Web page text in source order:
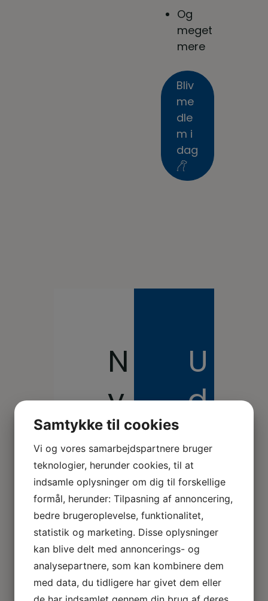
Og
meget
mere
Bliv
me
dle
m i
dag
N
y
h
e
d
e
U
d
d
a
n
n
Samtykke til cookies
Vi og vores samarbejdspartnere bruger
teknologier, herunder cookies, til at
indsamle oplysninger om dig til forskellige
formål, herunder: Tilpasning af annoncering,
bedre brugeroplevelse, funktionalitet,
statistik og marketing. Disse oplysninger
kan blive delt med annoncerings- og
analysepartnere, som kan kombinere dem
med data, du tidligere har givet dem eller